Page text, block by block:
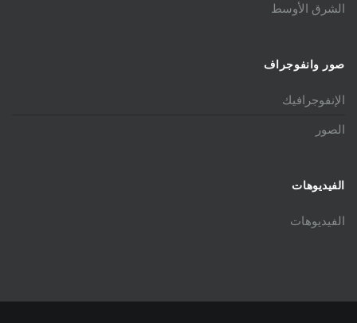
الشرق الأوسط
صور وانفوجراف
الإنفوجرافيك
الصور
الفيديوهات
الفيديوهات